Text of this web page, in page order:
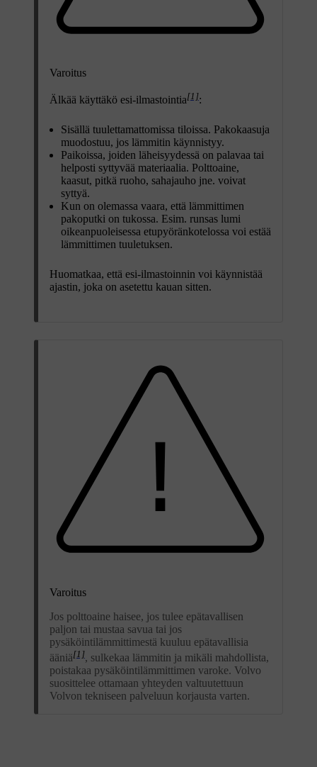
Varoitus
Älkää käyttäkö esi-ilmastointia[1]:
Sisällä tuulettamattomissa tiloissa. Pakokaasuja
muodostuu, jos lämmitin käynnistyy.
Paikoissa, joiden läheisyydessä on palavaa tai
helposti syttyvää materiaalia. Polttoaine,
kaasut, pitkä ruoho, sahajauho jne. voivat
syttyä.
Kun on olemassa vaara, että lämmittimen
pakoputki on tukossa. Esim. runsas lumi
oikeanpuoleisessa etupyöränkotelossa voi estää
lämmittimen tuuletuksen.
Huomatkaa, että esi-ilmastoinnin voi käynnistää
ajastin, joka on asetettu kauan sitten.
Varoitus
Jos polttoaine haisee, jos tulee epätavallisen
paljon tai mustaa savua tai jos
pysäköintilämmittimestä kuuluu epätavallisia
ääniä[1], sulkekaa lämmitin ja mikäli mahdollista,
poistakaa pysäköintilämmittimen varoke. Volvo
suosittelee ottamaan yhteyden valtuutettuun
Volvon tekniseen palveluun korjausta varten.